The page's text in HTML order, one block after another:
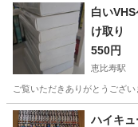
東京 大田区
白い
け取り
550円
恵比寿駅
ご覧いただきありがとうござ
東京 渋谷区 恵比寿駅
ハイキ